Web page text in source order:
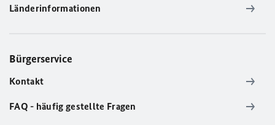
Länderinformationen
Bürgerservice
Kontakt
FAQ - häufig gestellte Fragen